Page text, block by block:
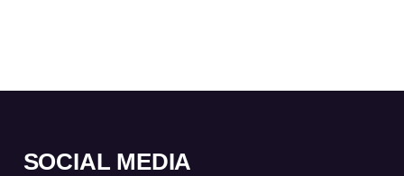
SOCIAL MEDIA